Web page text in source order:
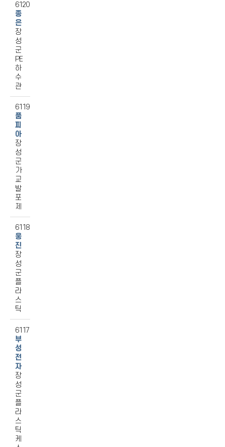
6120
종
은
장
성
군
PE
하
수
관
6119
품
피
아
장
성
군
가
교
발
포
제
6118
웅
진
장
성
군
플
라
스
틱
6117
부
성
전
자
장
성
군
플
라
스
틱
케